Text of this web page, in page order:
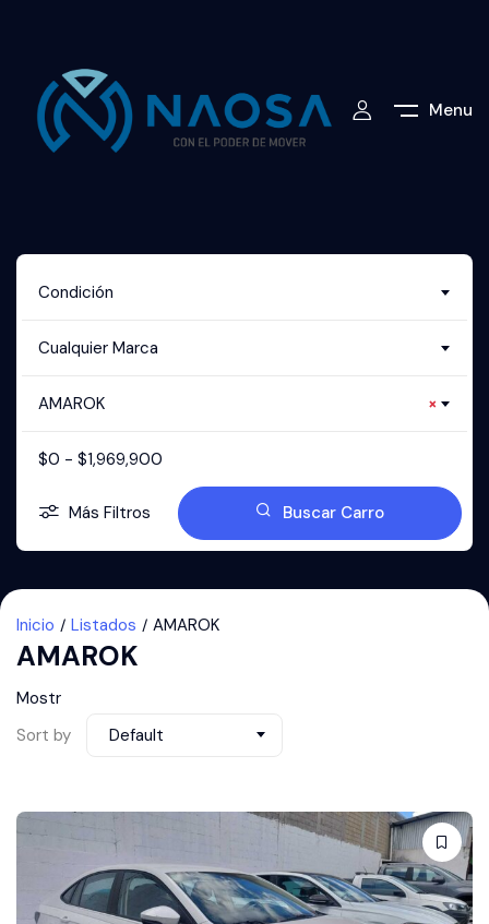
Menu
Condición
Cualquier Marca
×
AMAROK
$0 - $1,969,900
Más Filtros Buscar Carro
Inicio Listados AMAROK
AMAROK
Mostr
Sort by
Default